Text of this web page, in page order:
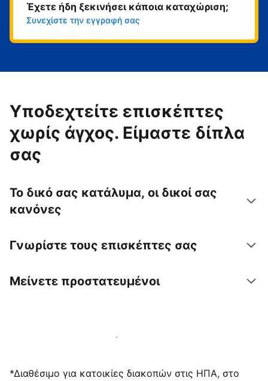
Έχετε ήδη ξεκινήσει κάποια καταχώριση;
Συνεχίστε την εγγραφή σας
Υποδεχτείτε επισκέπτες
χωρίς άγχος. Είμαστε δίπλα
σας
Το δικό σας κατάλυμα, οι δικοί σας
κανόνες
Γνωρίστε τους επισκέπτες σας
Μείνετε προστατευμένοι
Υποδεχτείτε επισκέπτες μαζί μας σήμερα
*Διαθέσιμο για κατοικίες διακοπών στις ΗΠΑ, στο